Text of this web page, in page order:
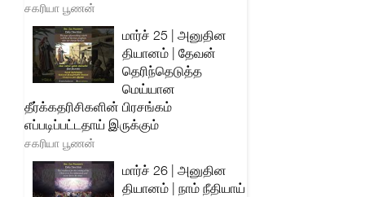
சகரியா பூணன்
மார்ச் 25 | அனுதின
தியானம் | தேவன்
தெரிந்தெடுத்த
மெய்யான
தீர்க்கதரிசிகளின் பிரசங்கம்
எப்படிப்பட்டதாய் இருக்கும்
சகரியா பூணன்
மார்ச் 26 | அனுதின
தியானம் | நாம் நீதியாய்